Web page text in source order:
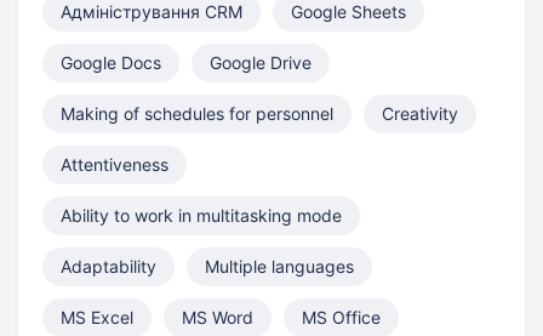
Адміністрування CRM Google Sheets
Google Docs Google Drive
Making of schedules for personnel Creativity
Attentiveness
Ability to work in multitasking mode
Adaptability Multiple languages
MS Excel MS Word MS Office